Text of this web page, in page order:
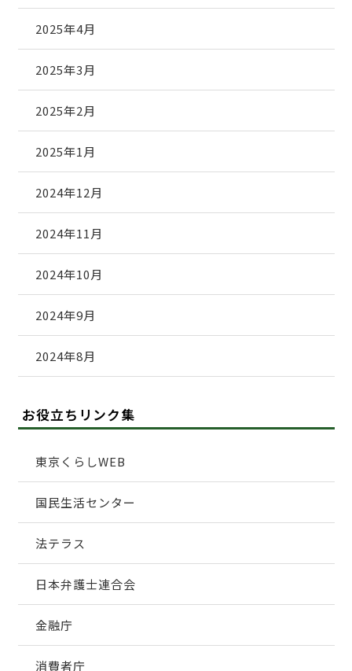
2025年4月
2025年3月
2025年2月
2025年1月
2024年12月
2024年11月
2024年10月
2024年9月
2024年8月
お役立ちリンク集
東京くらしWEB
国民生活センター
法テラス
日本弁護士連合会
金融庁
消費者庁